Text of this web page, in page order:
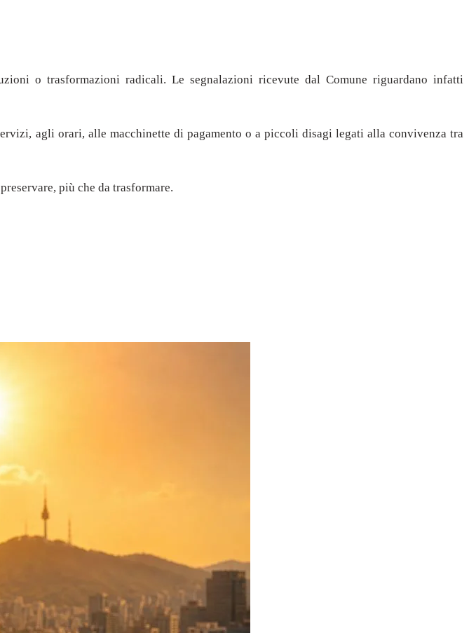
o trasformazioni radicali. Le segnalazioni ricevute dal Comune riguardano infatti
agli orari, alle macchinette di pagamento o a piccoli disagi legati alla convivenza tra
più che da trasformare.